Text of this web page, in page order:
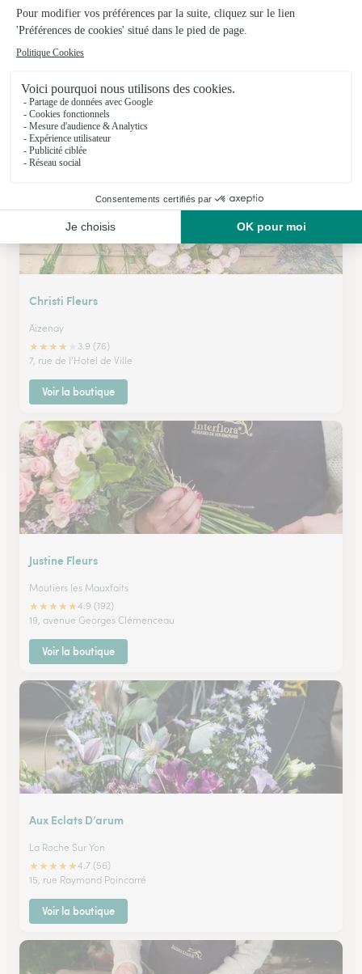
★★ ★★★4.9 (35)
34 rue Georges Clemenceau
Voir la boutique
Christi Fleurs
Aizenay
★★★★
3.9 (76)
7, rue de l'Hotel de Ville
Voir la boutique
Justine Fleurs
Moutiers les Mauxfaits
★★★★★4.9 (192)
19, avenue Georges Clémenceau
Voir la boutique
Aux Eclats D’arum
La Roche Sur Yon
★★★★★4.7 (56)
15, rue Raymond Poincarré
Voir la boutique